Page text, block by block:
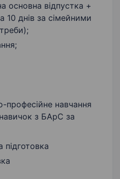
основна відпустка +
10 днів за сімейними
професійне навчання
з БАрС за
підготовка